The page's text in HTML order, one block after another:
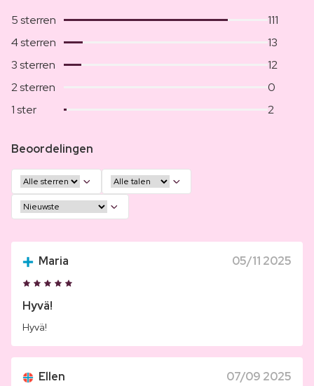
5 sterren
111
4 sterren
13
3 sterren
12
2 sterren
0
1 ster
2
Beoordelingen
Maria 05/11 2025
Hyvä!
Hyvä!
Ellen 07/09 2025